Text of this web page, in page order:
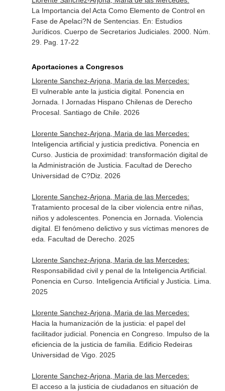
La Importancia del Acta Como Elemento de Control en
Fase de Apelaci?N de Sentencias. En: Estudios
Jurídicos. Cuerpo de Secretarios Judiciales. 2000. Núm.
29. Pag. 17-22
Aportaciones a Congresos
Llorente Sanchez-Arjona, Maria de las Mercedes:
El vulnerable ante la justicia digital. Ponencia en
Jornada. I Jornadas Hispano Chilenas de Derecho
Procesal. Santiago de Chile. 2026
Llorente Sanchez-Arjona, Maria de las Mercedes:
Inteligencia artificial y justicia predictiva. Ponencia en
Curso. Justicia de proximidad: transformación digital de
la Administración de Justicia. Facultad de Derecho
Universidad de C?Diz. 2026
Llorente Sanchez-Arjona, Maria de las Mercedes:
Tratamiento procesal de la ciber violencia entre niñas,
niños y adolescentes. Ponencia en Jornada. Violencia
digital. El fenómeno delictivo y sus víctimas menores de
eda. Facultad de Derecho. 2025
Llorente Sanchez-Arjona, Maria de las Mercedes:
Responsabilidad civil y penal de la Inteligencia Artificial.
Ponencia en Curso. Inteligencia Artificial y Justicia. Lima.
2025
Llorente Sanchez-Arjona, Maria de las Mercedes:
Hacia la humanización de la justicia: el papel del
facilitador judicial. Ponencia en Congreso. Impulso de la
eficiencia de la justicia de familia. Edificio Redeiras
Universidad de Vigo. 2025
Llorente Sanchez-Arjona, Maria de las Mercedes:
El acceso a la justicia de ciudadanos en situación de